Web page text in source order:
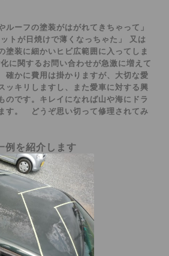
ーフの塗装がはがれてきちゃって」
トが日焼けで薄くなっちゃた」
又は
塗装に細かいヒビ広範囲に入ってしま
に関するお問い合わせが急激に増えて
かに費用は掛かりますが、大切な愛
ッキリしますし、また愛車に対する興
のです。キレイになれば山や海にドラ
す。 どうぞ思い切って修理されてみ
を紹介します